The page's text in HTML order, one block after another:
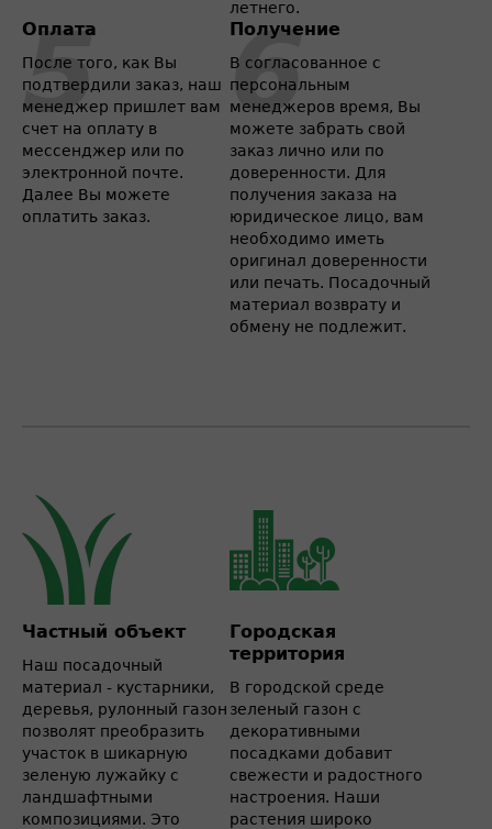
летнего.
Оплата
После того, как Вы
подтвердили заказ, наш
менеджер пришлет вам
счет на оплату в
мессенджер или по
электронной почте.
Далее Вы можете
оплатить заказ.
Получение
В согласованное с
персональным
менеджеров время, Вы
можете забрать свой
заказ лично или по
доверенности. Для
получения заказа на
юридическое лицо, вам
необходимо иметь
оригинал доверенности
или печать. Посадочный
материал возврату и
обмену не подлежит.
Частный объект
Наш посадочный
материал - кустарники,
деревья, рулонный газон
позволят преобразить
участок в шикарную
зеленую лужайку с
ландшафтными
композициями. Это
Городская
территория
В городской среде
зеленый газон с
декоративными
посадками добавит
свежести и радостного
настроения. Наши
растения широко